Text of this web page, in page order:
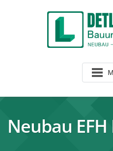
Neubau